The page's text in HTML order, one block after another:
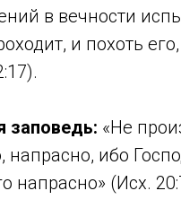
в вечности
и похоть
заповедь: «Не
напрасно, ибо
напрасно» (Исх.